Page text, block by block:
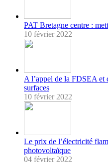
PAT Bretagne centre :
10 février 2022
A l’appel de la FDSEA et
surfaces
10 février 2022
Le prix de l’électricité
photovoltaïque
04 février 2022